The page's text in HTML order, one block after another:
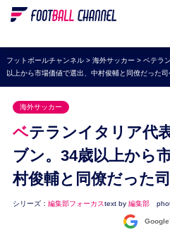
WEリーグ
海外サッカー
プレミアリーグ
ラ・リーガ
セリエA
ブンデスリーガ
UEFA
ナショナルチーム
フットボールチャンネル> 海外サッカー > ベテラ
以上から市場価値で選出、中村俊輔と同僚だった司
海外サッカー
ベテランイタリア代表最高額ベストイレ
ブン。34歳以上から
村俊輔と同僚だった
シリーズ： 編集部フォーカスtext by 編集部
Google